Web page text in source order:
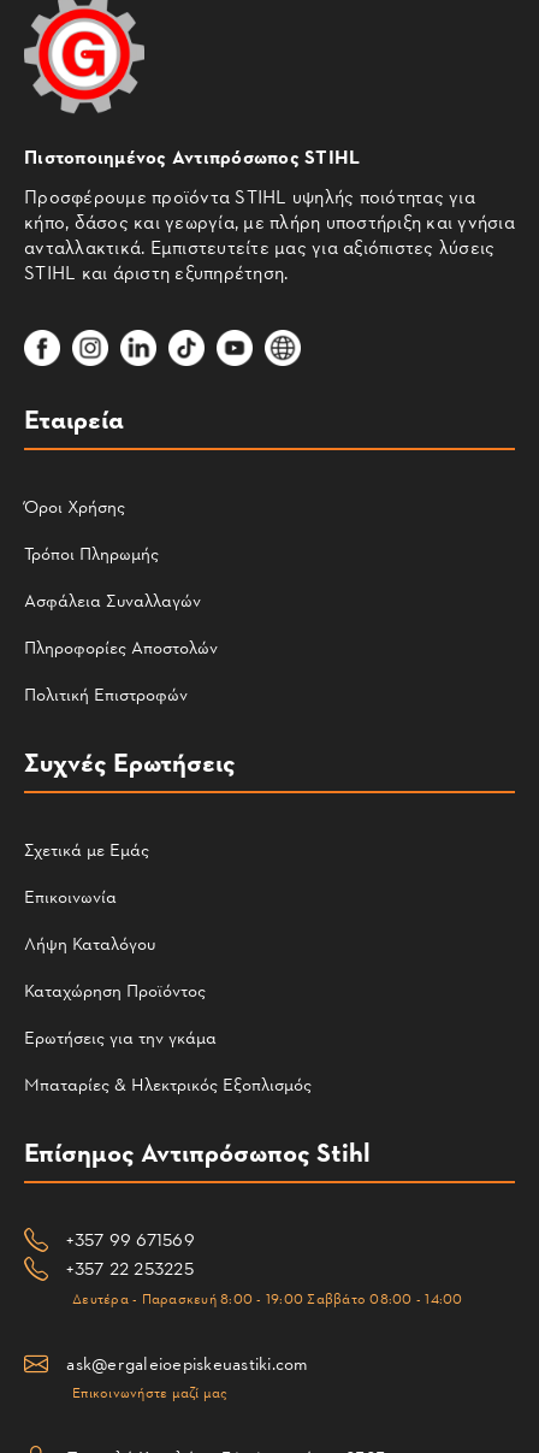
Πιστοποιημένος Αντιπρόσωπος STIHL
Προσφέρουμε προϊόντα STIHL υψηλής ποιότητας για
κήπο, δάσος και γεωργία, με πλήρη υποστήριξη και γνήσια
ανταλλακτικά. Εμπιστευτείτε μας για αξιόπιστες λύσεις
STIHL και άριστη εξυπηρέτηση.
Εταιρεία
Όροι Χρήσης
Τρόποι Πληρωμής
Ασφάλεια Συναλλαγών
Πληροφορίες Αποστολών
Πολιτική Επιστροφών
Συχνές Ερωτήσεις
Σχετικά με Εμάς
Επικοινωνία
Λήψη Καταλόγου
Καταχώρηση Προϊόντος
Ερωτήσεις για την γκάμα
Μπαταρίες & Ηλεκτρικός Εξοπλισμός
Επίσημος Αντιπρόσωπος Stihl
+357 99 671569
+357 22 253225
Δευτέρα - Παρασκευή 8:00 - 19:00 Σαββάτο 08:00 - 14:00
ask@ergaleioepiskeuastiki.com
Επικοινωνήστε μαζί μας